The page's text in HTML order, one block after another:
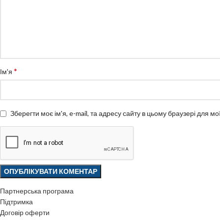
Ім'я *
Зберегти моє ім'я, e-mail, та адресу сайту в цьому браузері для
Партнерська програма
Підтримка
Договір оферти